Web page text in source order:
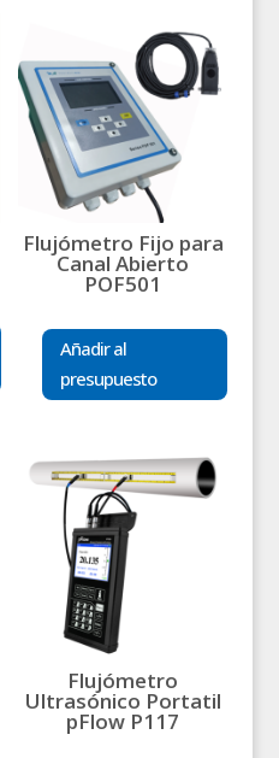
Flujómetro Fijo para
Canal Abierto
POF501
Añadir al
presupuesto
Flujómetro
Ultrasónico Portatil
pFlow P117